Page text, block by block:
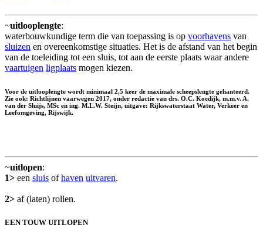
~uitlooplengte:
waterbouwkundige term die van toepassing is op voorhavens van
sluizen en overeenkomstige situaties. Het is de afstand van het begin
van de toeleiding tot een sluis, tot aan de eerste plaats waar andere
vaartuigen ligplaats mogen kiezen.
Voor de uitlooplengte wordt minimaal 2,5 keer de maximale scheepslengte gehanteerd.
Zie ook: Richtlijnen vaarwegen 2017, onder redactie van drs. O.C. Koedijk, m.m.v. A.
van der Sluijs, MSc en ing. M.L.W. Steijn, uitgave: Rijkswaterstaat Water, Verkeer en
Leefomgeving, Rijswijk.
~uitlopen:
1> een sluis ofhaven uitvaren.
2> af (laten) rollen.
EEN TOUW UITLOPEN